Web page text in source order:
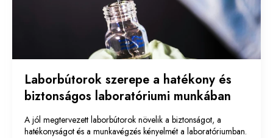
Laborbútorok szerepe a hatékony és
biztonságos laboratóriumi munkában
A jól megtervezett laborbútorok növelik a biztonságot, a
hatékonyságot és a munkavégzés kényelmét a laboratóriumban.